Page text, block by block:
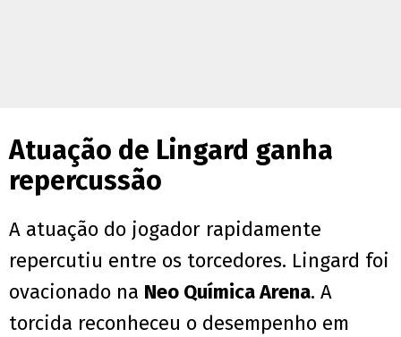
Atuação de Lingard ganha
repercussão
A atuação do jogador rapidamente
repercutiu entre os torcedores. Lingard foi
ovacionado na Neo Química Arena. A
torcida reconheceu o desempenho em